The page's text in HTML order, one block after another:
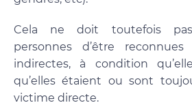
Cela ne doit toutefois
personnes d’être
indirectes, à condition
qu’elles étaient ou sont
victime directe.